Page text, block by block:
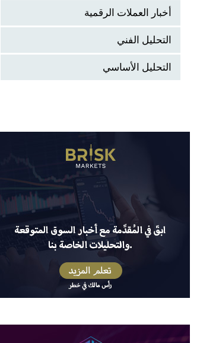
أخبار العملات الرقمية
التحليل الفني
التحليل الأساسي